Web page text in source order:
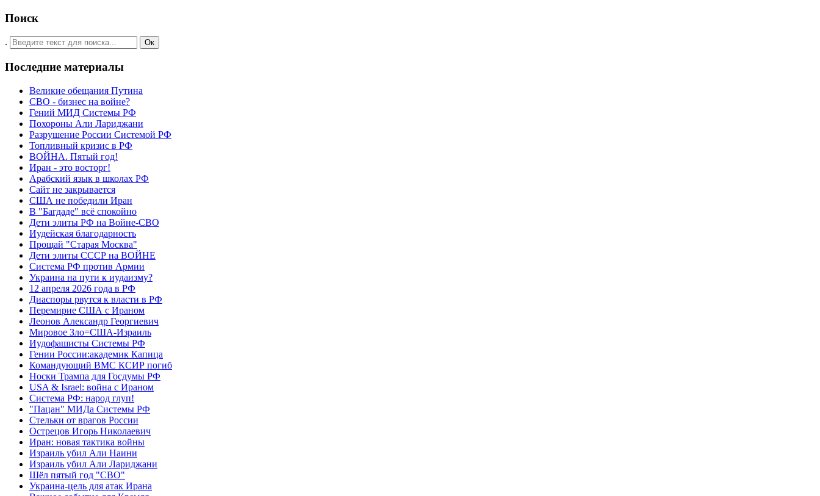
Поиск
. Ок
Последние материалы
Великие обещания Путина
СВО - бизнес на войне?
Гений МИД Системы РФ
Похороны Али Лариджани
Разрушение России Системой РФ
Топливный кризис в РФ
ВОЙНА. Пятый год!
Иран - это восторг!
Арабский язык в школах РФ
Сайт не закрывается
США не победили Иран
В "Багдаде" всё спокойно
Дети элиты РФ на Войне-СВО
Иудейская благодарность
Прощай "Старая Москва"
Дети элиты СССР на ВОЙНЕ
Система РФ против Армии
Украина на пути к иудаизму?
12 апреля 2026 года в РФ
Диаспоры рвутся к власти в РФ
Перемирие США с Ираном
Леонов Александр Георгиевич
Мировое Зло=США-Израиль
Иудофашисты Системы РФ
Гении России:академик Капица
Командующий ВМС КСИР погиб
Носки Трампа для Госдумы РФ
USA & Israel: война с Ираном
Система РФ: народ глуп!
"Пацан" МИДа Системы РФ
Стельки от врагов России
Острецов Игорь Николаевич
Иран: новая тактика войны
Израиль убил Али Наини
Израиль убил Али Лариджани
Шёл пятый год "СВО"
Украина-цель для атак Ирана